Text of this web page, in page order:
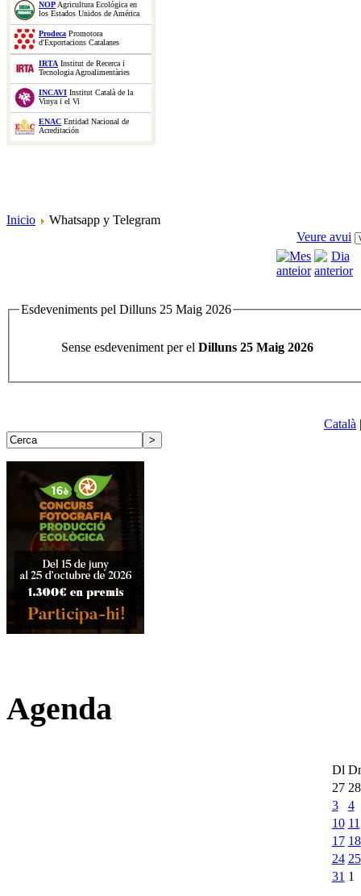
NOPAgricultura Ecológica en
los Estados Unidos de América
Prodeca Promotora
d'Exportacions Catalanes
IRTA Institut de Recerca i
Tecnologia Agroalimentàries
INCAVI Institut Català de la
Vinya i el Vi
ENAC Entidad Nacional de
Acreditación
Inicio
Whatsapp y Telegram
Veure avui
Esdeveniments pel Dilluns 25 Maig 2026
Sense esdeveniment per el Dilluns 25 Maig 2026
Català
Agenda
Dl
27 28
3
4
10 11
17 18
24 25
31 1